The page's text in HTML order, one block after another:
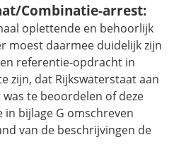
Combinatie-arrest:
oplettende en behoorlijk
moest daarmee duidelijk zijn
referentie-opdracht in
zijn, dat Rijkswaterstaat aan
te beoordelen of deze
bijlage G omschreven
van de beschrijvingen de